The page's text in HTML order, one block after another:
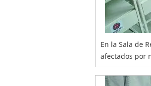
En la Sala de
afectados por